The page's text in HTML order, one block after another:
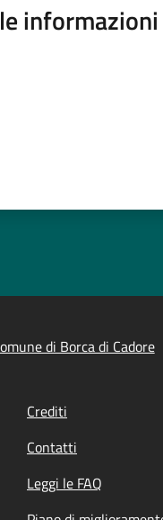
di Borca di Cadore
Crediti
Contatti
Leggi le FAQ